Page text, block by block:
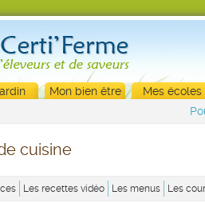
Mon bien être Mes écoles
cuisine
Les recettes vidéo Les menus Les